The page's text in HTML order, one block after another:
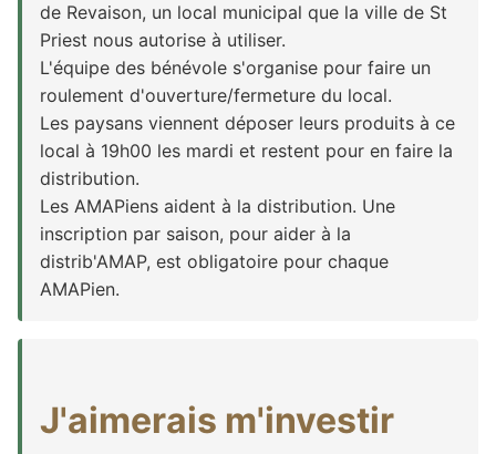
de Revaison, un local municipal que la ville de St
Priest nous autorise à utiliser.
L'équipe des bénévole s'organise pour faire un
roulement d'ouverture/fermeture du local.
Les paysans viennent déposer leurs produits à ce
local à 19h00 les mardi et restent pour en faire la
distribution.
Les AMAPiens aident à la distribution. Une
inscription par saison, pour aider à la
distrib'AMAP, est obligatoire pour chaque
AMAPien.
J'aimerais m'investir